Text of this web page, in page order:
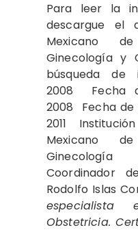
Para leer la
descargue el
Mexicano
Ginecología y
búsqueda de
2008 Fecha
2008 Fecha de
2011
Mexicano
Coordinador
Rodolfo Islas
especialista
Obstetricia.